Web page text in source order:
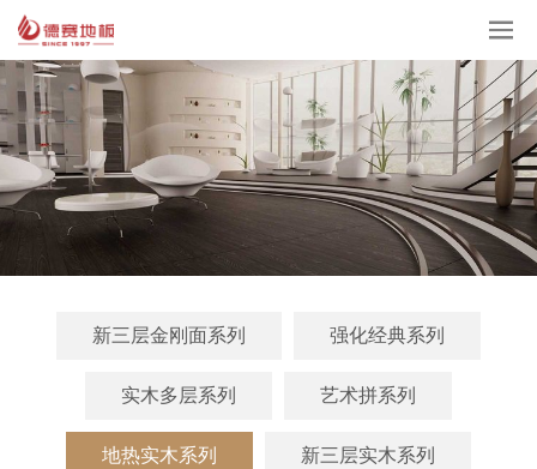
新三层金刚面系列 强化经典系列
实木多层系列 艺术拼系列
地热实木系列 新三层实木系列